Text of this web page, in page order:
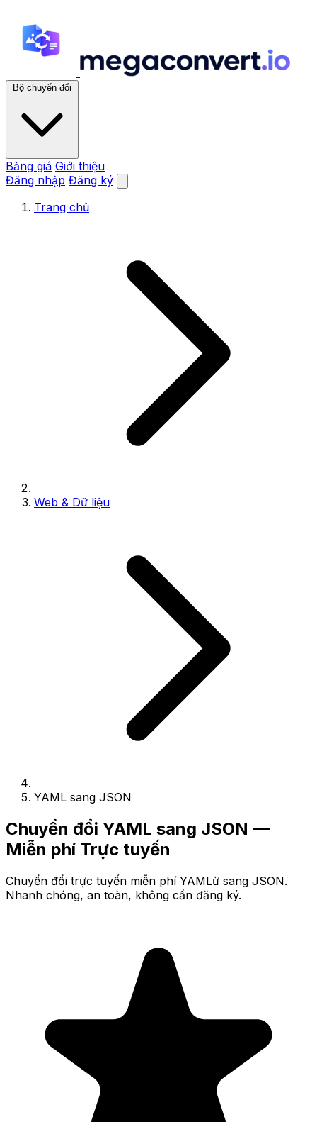
Bộ chuyển đổi
Bảng giá Giới thiệu
Đăng nhập Đăng ký
Trang chủ
Web & Dữ liệu
YAML sang JSON
Chuyển đổi YAML sang JSON —
Miễn phí Trực tuyến
Chuyển đổi trực tuyến miễn phí YAMLừ sang JSON.
Nhanh chóng, an toàn, không cần đăng ký.